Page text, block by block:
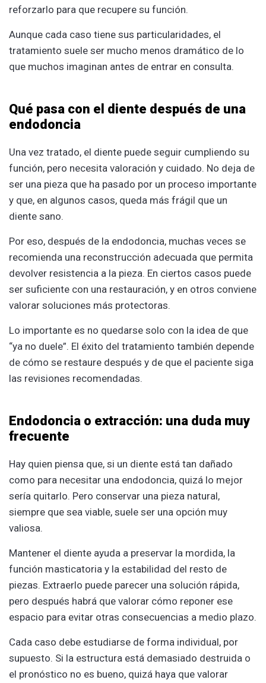
reforzarlo para que recupere su función.
Aunque cada caso tiene sus particularidades, el
tratamiento suele ser mucho menos dramático de lo
que muchos imaginan antes de entrar en consulta.
Qué pasa con el diente después de una
endodoncia
Una vez tratado, el diente puede seguir cumpliendo su
función, pero necesita valoración y cuidado. No deja de
ser una pieza que ha pasado por un proceso importante
y que, en algunos casos, queda más frágil que un
diente sano.
Por eso, después de la endodoncia, muchas veces se
recomienda una reconstrucción adecuada que permita
devolver resistencia a la pieza. En ciertos casos puede
ser suficiente con una restauración, y en otros conviene
valorar soluciones más protectoras.
Lo importante es no quedarse solo con la idea de que
“ya no duele”. El éxito del tratamiento también depende
de cómo se restaure después y de que el paciente siga
las revisiones recomendadas.
Endodoncia o extracción: una duda muy
frecuente
Hay quien piensa que, si un diente está tan dañado
como para necesitar una endodoncia, quizá lo mejor
sería quitarlo. Pero conservar una pieza natural,
siempre que sea viable, suele ser una opción muy
valiosa.
Mantener el diente ayuda a preservar la mordida, la
función masticatoria y la estabilidad del resto de
piezas. Extraerlo puede parecer una solución rápida,
pero después habrá que valorar cómo reponer ese
espacio para evitar otras consecuencias a medio plazo.
Cada caso debe estudiarse de forma individual, por
supuesto. Si la estructura está demasiado destruida o
el pronóstico no es bueno, quizá haya que valorar